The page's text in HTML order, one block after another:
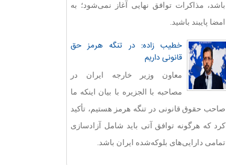
باشد، مذاکرات توافق نهایی آغاز نمی‌شود؛ به
امضا پایبند باشید.
خطیب زاده: در تنگه هرمز حق
قانونی داریم
معاون وزیر خارجه ایران در
مصاحبه با الجزیره با بیان اینکه ما
صاحب حقوق قانونی در تنگه هرمز هستیم، تأکید
کرد که هرگونه توافق آتی باید شامل آزادسازی
تمامی دارایی‌های بلوکه‌شده ایران باشد.